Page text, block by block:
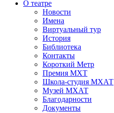
О театре
Новости
Имена
Виртуальный тур
История
Библиотека
Контакты
Короткий Метр
Премия МХТ
Школа-студия МХАТ
Музей МХАТ
Благодарности
Документы